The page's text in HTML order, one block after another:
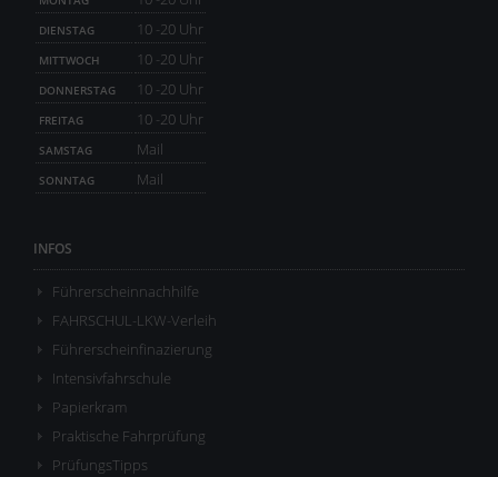
DIENSTAG 10 -20 Uhr
MITTWOCH 10 -20 Uhr
DONNERSTAG 10 -20 Uhr
FREITAG 10 -20 Uhr
SAMSTAG Mail
SONNTAG Mail
INFOS
Führerscheinnachhilfe
FAHRSCHUL-LKW-Verleih
Führerscheinfinazierung
Intensivfahrschule
Papierkram
Praktische Fahrprüfung
PrüfungsTipps